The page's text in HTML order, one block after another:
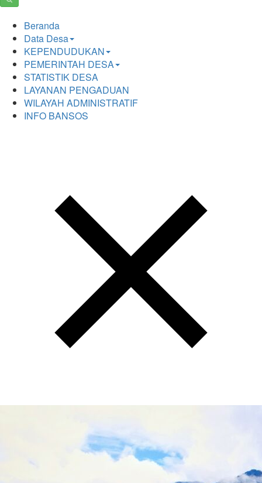
Beranda
Data Desa
KEPENDUDUKAN
PEMERINTAH DESA
STATISTIK DESA
LAYANAN PENGADUAN
WILAYAH ADMINISTRATIF
INFO BANSOS